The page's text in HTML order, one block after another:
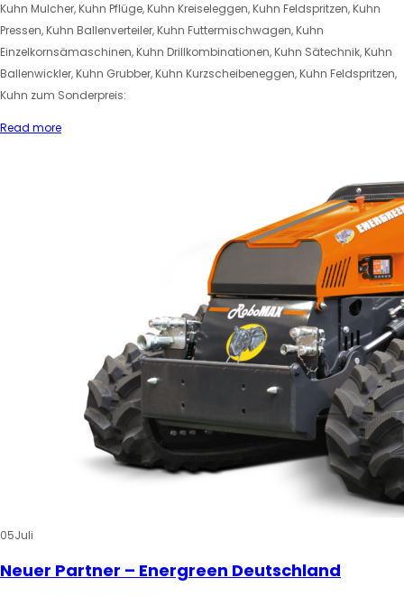
Kuhn Mulcher, Kuhn Pflüge, Kuhn Kreiseleggen, Kuhn Feldspritzen, Kuhn
Pressen, Kuhn Ballenverteiler, Kuhn Futtermischwagen, Kuhn
Einzelkornsämaschinen, Kuhn Drillkombinationen, Kuhn Sätechnik, Kuhn
Ballenwickler, Kuhn Grubber, Kuhn Kurzscheibeneggen, Kuhn Feldspritzen,
Kuhn zum Sonderpreis:
Read more
05Juli
Neuer Partner – Energreen Deutschland